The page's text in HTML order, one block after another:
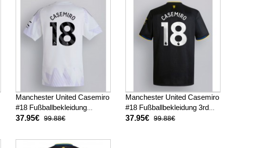
Manchester United Casemiro
#18 Fußballbekleidung
Auswärtstrikot 2025-26
37.95€ 99.88€
Manchester United Casemiro
#18 Fußballbekleidung 3rd
trikot 2025-26 Kurzarm
37.95€ 99.88€